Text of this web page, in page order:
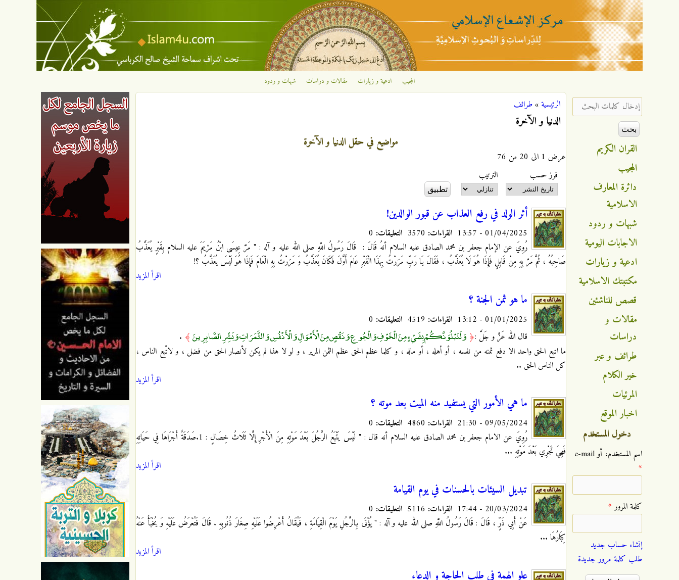
تجاوز إلى المحتوى الرئيسي
الإشعاع
الإسلامي
المجيب ادعية و زيارات مقالات و دراسات شبهات و ردود
أنت هنا
الرئيسية»طرائف
الدنيا و الآخرة
مواضيع في حقل الدنيا و الآخرة
عرض 1 الى 20 من 76
‏فرز حسب ‏
‏الترتيب ‏
أثر الولد في رفع العذاب عن قبور الوالدين!
01/04/2025 - 13:57 القراءات: التعليقات:
رُوِيَ عن الإمام جعفر بن محمد الصادق عليه السلام أنهُ قَالَ : قَالَ رَسُولُ اللَّهِ صلى الله عليه و آله :‏ " مَرَّ عِيسَى ابْنُ مَرْيَمَ عليه السلام بِقَبْرٍ يُعَذَّبُ
صَاحِبُهُ ، ثُمَّ مَرَّ بِهِ مِنْ قَابِلٍ فَإِذَا هُوَ لَا يُعَذَّبُ ، فَقَالَ يَا رَبِّ مَرَرْتُ بِهَذَا الْقَبْرِ عَامَ أَوَّلَ فَكَانَ يُعَذَّبُ وَ مَرَرْتُ بِهِ الْعَامَ فَإِذَا هُوَ لَيْسَ يُعَذَّبُ ؟!
اقرأ المزيد
ما هو ثمن الجنة ؟
01/01/2025 - 13:12 القراءات: التعليقات:
قال الله عَزَّ و جَلَّ :﴿ وَلَنَبْلُوَنَّكُمْ بِشَيْءٍ مِنَ الْخَوْفِ وَالْجُوعِ وَنَقْصٍ مِنَ الْأَمْوَالِ وَالْأَنْفُسِ وَالثَّمَرَاتِ وَبَشِّرِ الصَّابِرِينَ ﴾ .
ما اتبع الحق واحد الا دفع ثمنه من نفسه ، أو أهله ، أو ماله ، و كلما عظم الحق عظم الثمن المرير ، و لو لا هذا لم يكن لأنصار الحق من فضل ، و لاتّبع الناس ،
كل الناس الحق ..
اقرأ المزيد
ما هي الأمور التي يستفيد منه الميت بعد موته ؟
09/05/2024 - 21:30 القراءات: التعليقات:
رُوِيَ عن الامام جعفر بن محمد الصادق عليه السلام أنه قال‏ : " لَيْسَ‏ يَتْبَعُ‏ الرَّجُلَ‏ بَعْدَ مَوْتِهِ مِنَ الْأَجْرِ إِلَّا ثَلَاثُ خِصَالٍ : 1.صَدَقَةٌ أَجْرَاهَا فِي حَيَاتِهِ
فَهِيَ تَجْرِي بَعْدَ مَوْتِهِ ...
اقرأ المزيد
تبديل السيئات بالحسنات في يوم القيامة
20/03/2024 - 17:44 القراءات: التعليقات:
عَنْ أَبِي ذَرٍّ ، قَالَ : قَالَ رَسُولُ اللَّهِ صلى الله عليه و آله : "‏ يُؤْتَى بِالرَّجُلِ يَوْمَ الْقِيَامَةِ ، فَيُقَالُ أَعْرِضُوا عَلَيْهِ صِغَارَ ذُنُوبِهِ . قَالَ فَتُعْرَضُ عَلَيْهِ وَ يُخْبَأُ عَنْهُ
كِبَارُهَا ...
اقرأ المزيد
علو الهمة في طلب الحاجة و الدعاء
‏إدخال كلمات البحث ‏
القران الكريم
المجيب
دائرة المعارف
الاسلامية
شبهات و ردود
الاجابات اليومية
ادعية و زيارات
مكتبتك الاسلامية
قصص للناشئين
مقالات و
دراسات
طرائف و عبر
خير الكلام
المرئيات
اخبار الموقع
دخول المستخدم
‏اسم المستخدم، أو e-mail
*
‏كلمة المرور ‏*
إنشاء حساب جديد
طلب كلمة مرور جديدة